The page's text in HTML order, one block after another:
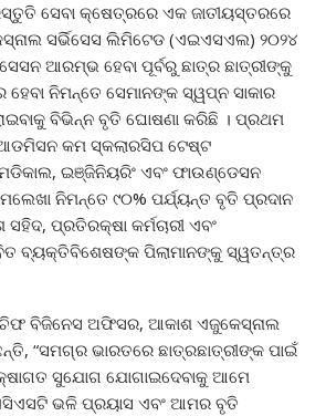
ସେବା କ୍ଷେତ୍ରରେ ଏକ ଜାତୀୟସ୍ତରରେ
ସର୍ଭିସେସ ଲିମିଟେଡ (ଏଇଏସଏଲ) ୨୦୨୪
ଆରମ୍ଭ ହେବା ପୂର୍ବରୁ ଛାତ୍ର ଛାତ୍ରୀଙ୍କୁ
ନିମନ୍ତେ ସେମାନଙ୍କ ସ୍ୱପ୍ନ ସାକାର
ବିଭିନ୍ନ ବୃତି ଘୋଷଣା କରିଛି । ପ୍ରଥମ
କମ ସ୍କଲାରସିପ ଟେଷ୍ଟ
ଇଞ୍ଜିନିୟରିଂ ଏବଂ ଫାଉଣ୍ଡେସନ
ନିମନ୍ତେ ୯୦% ପର୍ଯ୍ୟନ୍ତ ବୃତି ପ୍ରଦାନ
ପ୍ରତିରକ୍ଷା କର୍ମଚାରୀ ଏବଂ
ବ୍ୟକ୍ତିବିଶେଷଙ୍କ ପିଲାମାନଙ୍କୁ ସ୍ୱତନ୍ତ୍ର
ବିଜିନେସ ଅଫିସର, ଆକାଶ ଏଜୁକେସ୍‌ନାଲ
“ସମଗ୍ର ଭାରତରେ ଛାତ୍ରଛାତ୍ରୀଙ୍କ ପାଇଁ
ସୁଯୋଗ ଯୋଗାଇଦେବାକୁ ଆମେ
ଭଳି ପ୍ରୟାସ ଏବଂ ଆମର ବୃତି